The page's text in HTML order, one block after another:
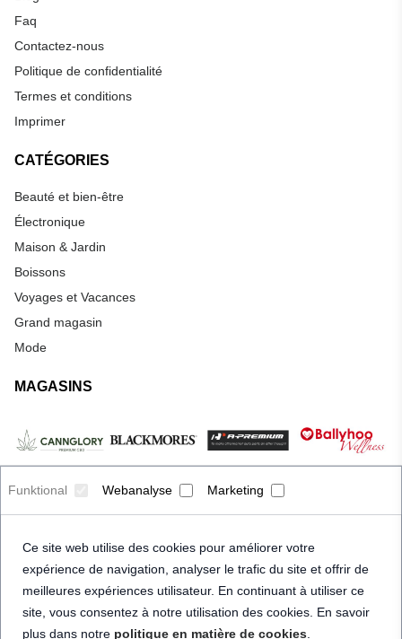
Funktional Webanalyse Marketing
Ce site web utilise des cookies pour améliorer votre
expérience de navigation, analyser le trafic du site et offrir de
meilleures expériences utilisateur. En continuant à utiliser ce
site, vous consentez à notre utilisation des cookies. En savoir
plus dans notre politique en matière de cookies
Faq
Contactez-nous
Politique de confidentialité
Termes et conditions
Imprimer
CATÉGORIES
Beauté et bien-être
Électronique
Maison & Jardin
Boissons
Voyages et Vacances
Grand magasin
Mode
MAGASINS